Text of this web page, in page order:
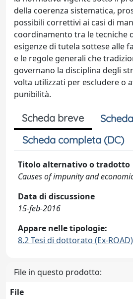
della coerenza sistematica,
possibili correttivi ai casi di
coordinamento tra le tecniche
esigenze di tutela sottese alle
e le regole generali che
governano la disciplina degli
volta utilizzati per escludere o
punibilità.
Scheda breve
Scheda completa (DC)
Titolo alternativo o tradotto
Causes of impunity and
Data di discussione
15-feb-2016
Appare nelle tipologie:
8.2 Tesi di dottorato (Ex-ROAD)
File in questo prodotto:
File